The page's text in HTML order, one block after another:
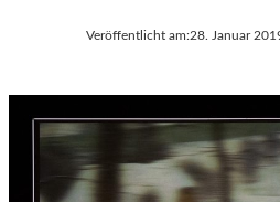
Veröffentlicht am:28. Januar